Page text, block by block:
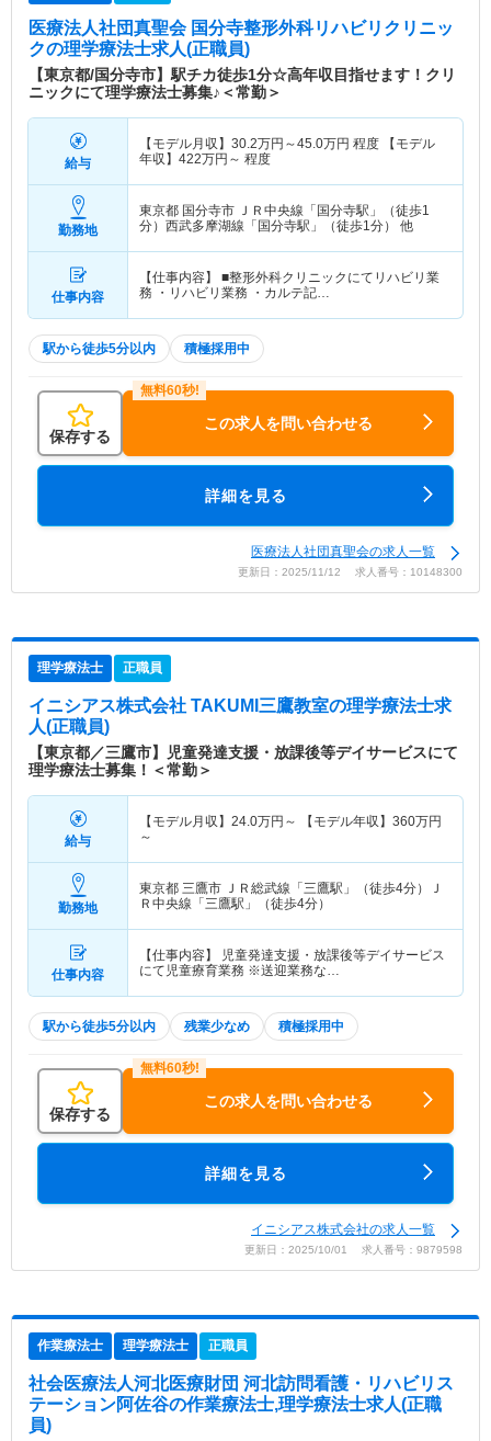
医療法人社団真聖会 国分寺整形外科リハビリクリニッ
クの理学療法士求人(正職員)
【東京都/国分寺市】駅チカ徒歩1分☆高年収目指せます！クリ
ニックにて理学療法士募集♪＜常勤＞
給与
【モデル月収】 30.2万円～45.0万円 程度 【モデル
年収】 422万円～ 程度
勤務地
東京都 国分寺市 ＪＲ中央線「国分寺駅」（徒歩1
分）西武多摩湖線「国分寺駅」（徒歩1分） 他
仕事内容
【仕事内容】 ■整形外科クリニックにてリハビリ業
務 ・リハビリ業務 ・カルテ記…
駅から徒歩5分以内 積極採用中
保存する
この求人を問い合わせる
詳細を見る
医療法人社団真聖会の求人一覧
更新日：2025/11/12 求人番号：10148300
理学療法士 正職員
イニシアス株式会社 TAKUMI三鷹教室の理学療法士求
人(正職員)
【東京都／三鷹市】児童発達支援・放課後等デイサービスにて
理学療法士募集！＜常勤＞
給与
【モデル月収】 24.0万円～ 【モデル年収】 360万円
～
勤務地
東京都 三鷹市 ＪＲ総武線「三鷹駅」（徒歩4分）Ｊ
Ｒ中央線「三鷹駅」（徒歩4分）
仕事内容
【仕事内容】 児童発達支援・放課後等デイサービス
にて児童療育業務 ※送迎業務な…
駅から徒歩5分以内 残業少なめ 積極採用中
保存する
この求人を問い合わせる
詳細を見る
イニシアス株式会社の求人一覧
更新日：2025/10/01 求人番号：9879598
作業療法士 理学療法士 正職員
社会医療法人河北医療財団 河北訪問看護・リハビリス
テーション阿佐谷の作業療法士,理学療法士求人(正職
員)